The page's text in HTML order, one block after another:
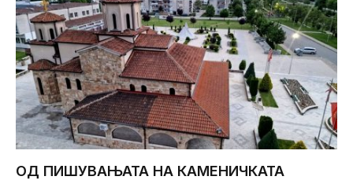
ОД ПИШУВАЊАТА НА КАМЕНИЧКАТА